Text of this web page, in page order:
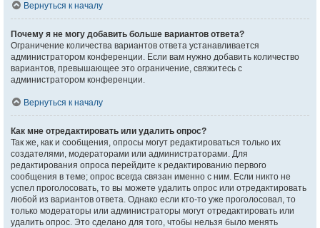
Вернуться к началу
Почему я не могу добавить больше вариантов ответа?
Ограничение количества вариантов ответа устанавливается
администратором конференции. Если вам нужно добавить количество
вариантов, превышающее это ограничение, свяжитесь с
администратором конференции.
Вернуться к началу
Как мне отредактировать или удалить опрос?
Так же, как и сообщения, опросы могут редактироваться только их
создателями, модераторами или администраторами. Для
редактирования опроса перейдите к редактированию первого
сообщения в теме; опрос всегда связан именно с ним. Если никто не
успел проголосовать, то вы можете удалить опрос или отредактировать
любой из вариантов ответа. Однако если кто-то уже проголосовал, то
только модераторы или администраторы могут отредактировать или
удалить опрос. Это сделано для того, чтобы нельзя было менять